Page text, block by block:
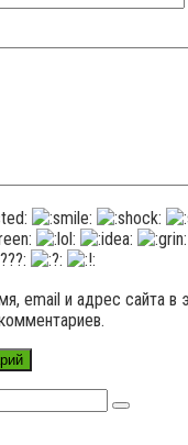
email и адрес сайта в